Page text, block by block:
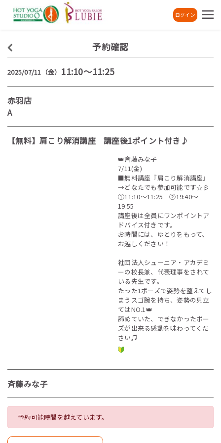
ログイン
予約確認
2025/07/11（金） 11:10～11:25
赤羽店
A
【無料】肩こり解消講座 講座後1ポイント付き♪
👑斉藤みな子
7/11(金)
■無料講座『肩こり解消講座』
→どなたでも参加可能です☆彡
①11:10～11:25 ②19:40～
19:55
講座後は全員にワンポイントア
ドバイス付きです。
お時間には、ゆとりをもって、
お越しください！
社団法人シューニア・アカデミ
ーの校長兼、代表理事をされて
いる先生です。
たった1ポーズで姿勢を整えてし
まうスゴ腕を持ち、姿勢の見立
てはNO.1👑
諦めていた、できなかったポー
ズが出来る感動を味わってくだ
さい♫
斉藤みな子
予約可能時間を越えています。